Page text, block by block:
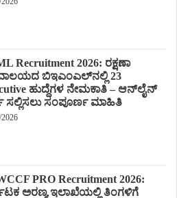
Recruitment 2026: ರಕ್ಷಣಾ
ಬಿಇಎಂಎಲ್‌ನಲ್ಲಿ 23
ಹುದ್ದೆಗಳ ನೇಮಕಾತಿ – ಆನ್‌ಲೈನ್
ಸಲ್ಲಿಸಲು ಸಂಪೂರ್ಣ ಮಾಹಿತಿ
PRO Recruitment 2026:
ಅರಣ್ಯ ಇಲಾಖೆಯಲ್ಲಿ ತಿಂಗಳಿಗೆ